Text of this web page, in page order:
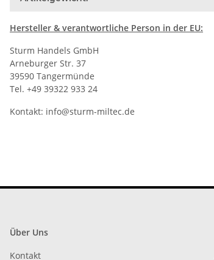
Hersteller & verantwortliche Person in der EU:
Sturm Handels GmbH
Arneburger Str. 37
39590 Tangermünde
Tel. +49 39322 933 24
Kontakt: info@sturm-miltec.de
Über Uns
Kontakt